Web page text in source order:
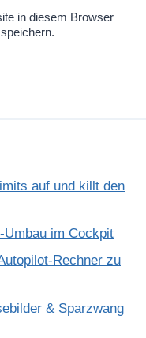
in diesem Browser
auf und killt den
Umbau im Cockpit
Rechner zu
& Sparzwang